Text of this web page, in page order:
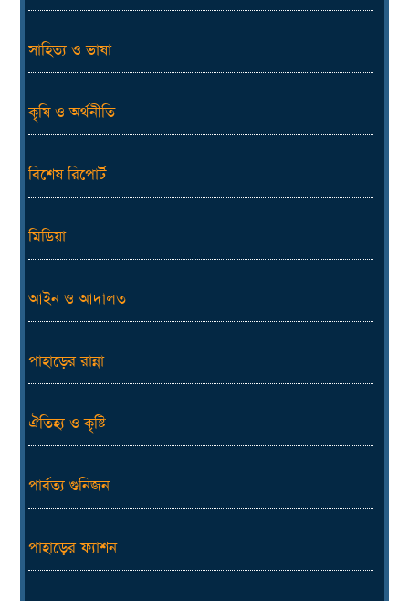
সাহিত্য ও ভাষা
কৃষি ও অর্থনীতি
বিশেষ রিপোর্ট
মিডিয়া
আইন ও আদালত
পাহাড়ের রান্না
ঐতিহ্য ও কৃষ্টি
পার্বত্য গুনিজন
পাহাড়ের ফ্যাশন